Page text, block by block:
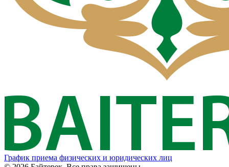
График приема физических и юридических лиц